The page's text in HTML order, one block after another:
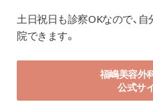
土日祝日も診察OKなので、
院できます。
福嶋美容外
公式サ